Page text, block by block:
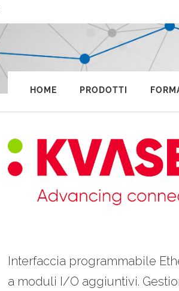
HOME PRODOTTI
Interfaccia programmabile
a moduli I/O aggiuntivi.